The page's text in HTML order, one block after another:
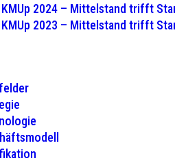
KMUp 2024 – Mittelstand trifft
KMUp 2023 – Mittelstand trifft